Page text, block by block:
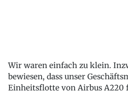
Wir waren einfach zu klein.
bewiesen, dass unser
Einheitsflotte von Airbus